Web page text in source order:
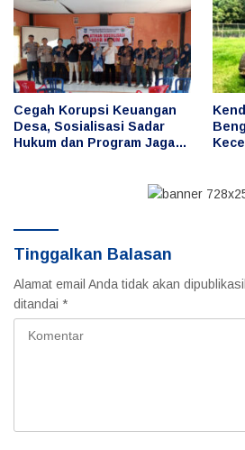
Cegah Korupsi Keuangan
Desa, Sosialisasi Sadar
Hukum dan Program Jaga
dan
Tinggalkan Balasan
Alamat email Anda tidak akan
ditandai *